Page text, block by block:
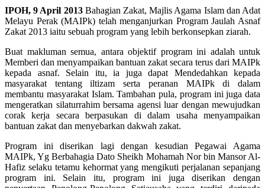
IPOH, 9 April 2013Bahagian Zakat, Majlis Agama Islam dan Adat
Melayu Perak (MAIPk) telah menganjurkan Program Jaulah Asnaf
Zakat 2013 iaitu sebuah program yang lebih berkonsepkan ziarah.
Buat makluman semua, antara objektif program ini adalah untuk
Memberi dan menyampaikan bantuan zakat secara terus dari MAIPk
kepada asnaf. Selain itu, ia juga dapat Mendedahkan kepada
masyarakat tentang iltizam serta peranan MAIPk di dalam
membantu masyarakat Islam. Tambahan pula, program ini juga data
mengeratkan silaturrahim bersama agensi luar dengan mewujudkan
corak kerja secara berpasukan di dalam usaha menyampaikan
bantuan zakat dan menyebarkan dakwah zakat.
Program ini diserikan lagi dengan kesudian Pegawai Agama
MAIPk, Yg Berbahagia Dato Sheikh Mohamah Nor bin Mansor Al-
Hafiz selaku tetamu kehormat yang mengikuti perjalanan sepanjang
program ini. Selain itu, program ini juga diserikan dengan